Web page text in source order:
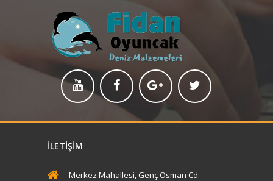
Sun Brown After Sun 200ml
BARKOD:(8697869090116)KOD=116 koli
içi adet: 12
İLETIŞIM
Merkez Mahallesi, Genç Osman Cd.